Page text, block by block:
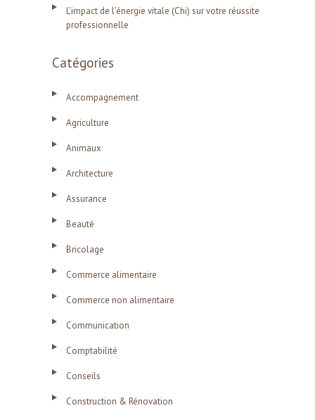
L’impact de l’énergie vitale (Chi) sur votre réussite
professionnelle
Catégories
Accompagnement
Agriculture
Animaux
Architecture
Assurance
Beauté
Bricolage
Commerce alimentaire
Commerce non alimentaire
Communication
Comptabilité
Conseils
Construction & Rénovation